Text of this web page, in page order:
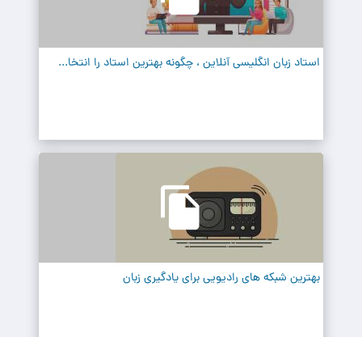
استاد زبان انگلیسی آنلاین ، چگونه بهترین استاد را انتخا...
بهترین شبکه های رادیویی برای یادگیری زبان